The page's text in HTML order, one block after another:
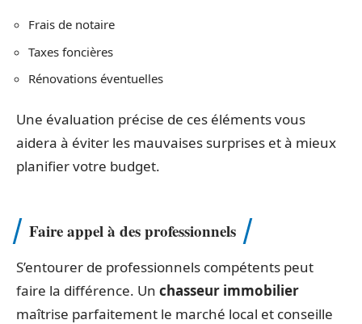
Frais de notaire
Taxes foncières
Rénovations éventuelles
Une évaluation précise de ces éléments vous
aidera à éviter les mauvaises surprises et à mieux
planifier votre budget.
Faire appel à des professionnels
S’entourer de professionnels compétents peut
faire la différence. Un chasseur immobilier
maîtrise parfaitement le marché local et conseille